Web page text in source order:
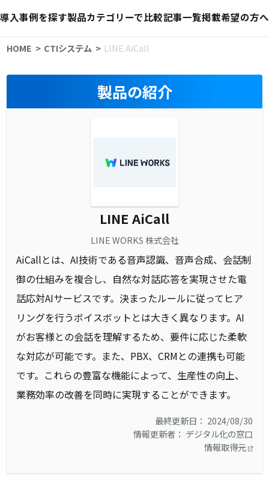
導入事例を探す製品カテゴリーで比較記事一覧掲載希望の方へ
HOME CTIシステム LINE AiCall
製品の紹介
LINE AiCall
LINE WORKS 株式会社
AiCallとは、AI技術である音声認識、音声合成、会話制
御の仕組みを複合し、自然な対話応答を実現させた電
話応対AIサービスです。決まったルールに従ってヒア
リングを行うボイスボットとは大きく異なります。AI
がお客様との会話を理解するため、要件に応じた柔軟
な対応が可能です。また、PBX、CRMとの連携も可能
です。これらの豊富な機能によって、生産性の向上、
業務効率の改善を同時に実現することができます。
最終更新日： 2024/08/30
情報更新者： デジタル化の窓口
情報取得元